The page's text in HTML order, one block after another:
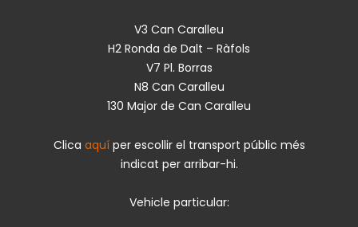
V3 Can Caralleu
H2 Ronda de Dalt – Ràfols
V7 Pl. Borras
N8 Can Caralleu
130 Major de Can Caralleu
Clica aquí per escollir el transport públic més
indicat per arribar-hi.
Vehicle particular: